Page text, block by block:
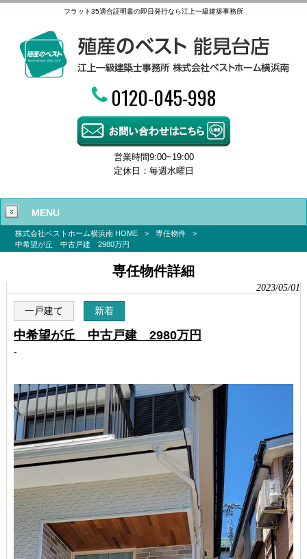
フラット35適合証明書の即日発行なら江上一級建築事務所
0120-045-998
営業時間9:00~19:00
定休日：毎週水曜日
MENU
株式会社ベストホーム横浜南 HOME > 専任物件
>
中希望が丘 中古戸建 2980万円
専任物件詳細
2023/05/01
一戸建て 新着
中希望が丘 中古戸建 2980万円
-